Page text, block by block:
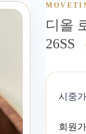
디올
26SS
시중
회원